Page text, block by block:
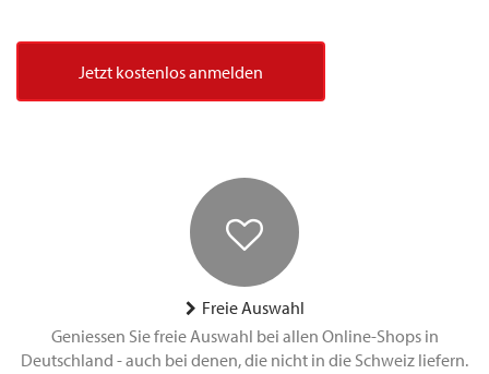
Jetzt kostenlos anmelden
Freie Auswahl
Geniessen Sie freie Auswahl bei allen Online-Shops in
Deutschland - auch bei denen, die nicht in die Schweiz liefern.